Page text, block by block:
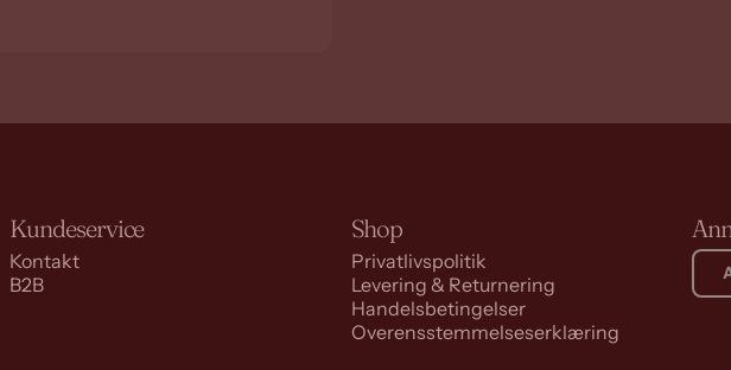
Kundeservice
Kontakt
B2B
Shop
Privatlivspolitik
Levering & Returnering
Handelsbetingelser
Overensstemmelseserklæring